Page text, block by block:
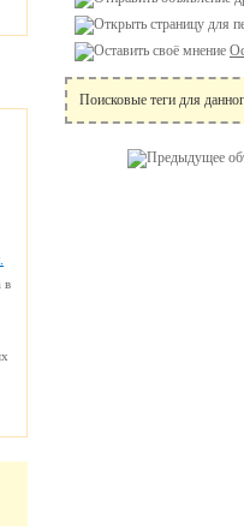
Поисковые теги для
в